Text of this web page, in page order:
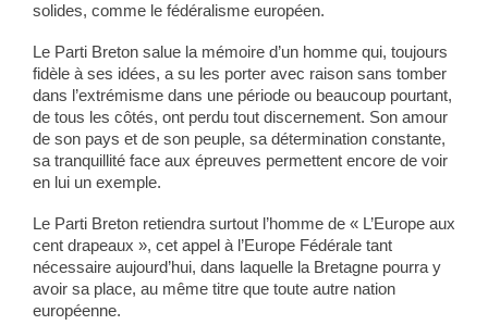
solides, comme le fédéralisme européen.
Le Parti Breton salue la mémoire d’un homme qui, toujours
fidèle à ses idées, a su les porter avec raison sans tomber
dans l’extrémisme dans une période ou beaucoup pourtant,
de tous les côtés, ont perdu tout discernement. Son amour
de son pays et de son peuple, sa détermination constante,
sa tranquillité face aux épreuves permettent encore de voir
en lui un exemple.
Le Parti Breton retiendra surtout l’homme de « L’Europe aux
cent drapeaux », cet appel à l’Europe Fédérale tant
nécessaire aujourd’hui, dans laquelle la Bretagne pourra y
avoir sa place, au même titre que toute autre nation
européenne.